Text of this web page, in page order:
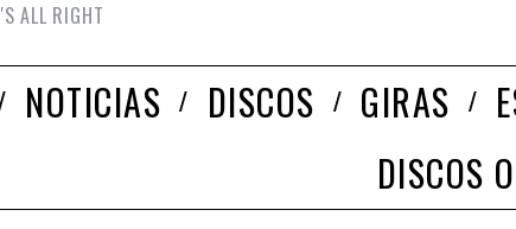
ALL RIGHT
NOTICIAS DISCOS GIRAS
DISCOS